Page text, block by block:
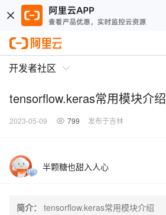
开发者社区
tensorflow.keras常用模块介绍
2023-05-09 799 发布于吉林
半颗糖也甜入人心
简介： tensorflow.keras常用模块介绍